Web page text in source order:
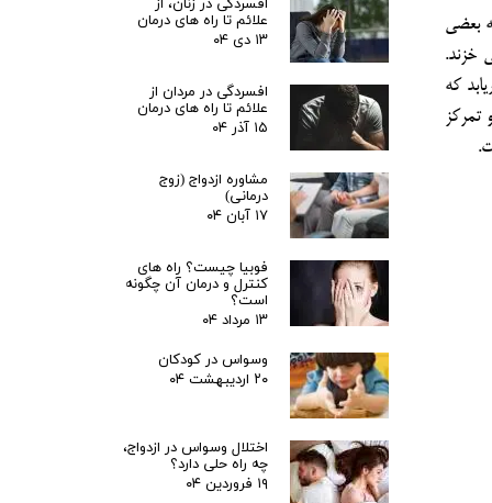
بعضي
خزند.
كه
تمركز
علائم تا راه های درمان
۱۳ دی ۰۴
افسردگی در مردان از
علائم تا راه های درمان
۱۵ آذر ۰۴
مشاوره ازدواج (زوج
درمانی)
۱۷ آبان ۰۴
فوبیا چیست؟ راه های
کنترل و درمان آن چگونه
است؟
۱۳ مرداد ۰۴
وسواس در کودکان
۲۰ اردیبهشت ۰۴
اختلال وسواس در ازدواج،
چه راه حلی دارد؟
۱۹ فروردین ۰۴